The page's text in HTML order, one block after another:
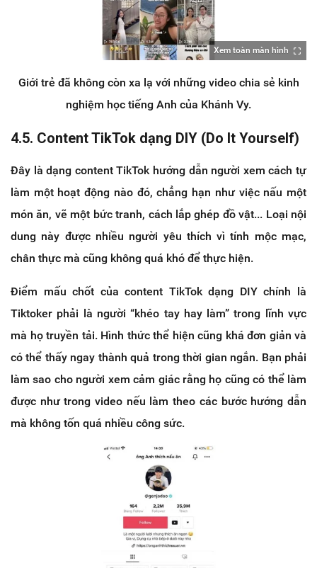
Xem toàn màn hình
Giới trẻ đã không còn xa lạ với những video chia sẻ kinh
nghiệm học tiếng Anh của Khánh Vy.
4.5. Content TikTok dạng DIY (Do It Yourself)
Đây là dạng content TikTok hướng dẫn người xem cách tự
làm một hoạt động nào đó, chẳng hạn như việc nấu một
món ăn, vẽ một bức tranh, cách lắp ghép đồ vật... Loại nội
dung này được nhiều người yêu thích vì tính mộc mạc,
chân thực mà cũng không quá khó để thực hiện.
Điểm mấu chốt của content TikTok dạng DIY chính là
Tiktoker phải là người “khéo tay hay làm” trong lĩnh vực
mà họ truyền tải. Hình thức thể hiện cũng khá đơn giản và
có thể thấy ngay thành quả trong thời gian ngắn. Bạn phải
làm sao cho người xem cảm giác rằng họ cũng có thể làm
được như trong video nếu làm theo các bước hướng dẫn
mà không tốn quá nhiều công sức.